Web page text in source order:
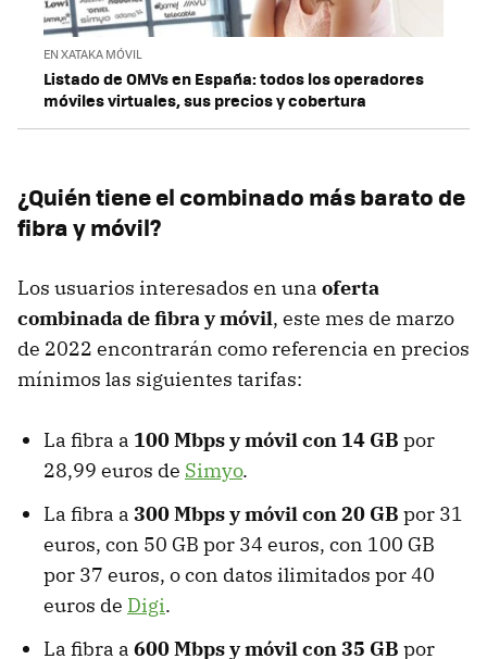
EN XATAKA MÓVIL
Listado de OMVs en España: todos los operadores
móviles virtuales, sus precios y cobertura
¿Quién tiene el combinado más barato de
fibra y móvil?
Los usuarios interesados en una oferta
combinada de fibra y móvil, este mes de marzo
de 2022 encontrarán como referencia en precios
mínimos las siguientes tarifas:
La fibra a 100 Mbps y móvil con 14 GB por
28,99 euros de Simyo.
La fibra a 300 Mbps y móvil con 20 GB por 31
euros, con 50 GB por 34 euros, con 100 GB
por 37 euros, o con datos ilimitados por 40
euros de Digi.
La fibra a 600 Mbps y móvil con 35 GB por